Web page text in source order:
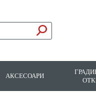
АКСЕСОАРИ